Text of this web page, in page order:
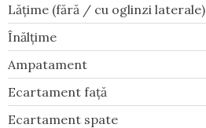
Lățime (fără / cu oglinzi laterale)
Înălțime
Ampatament
Ecartament față
Ecartament spate